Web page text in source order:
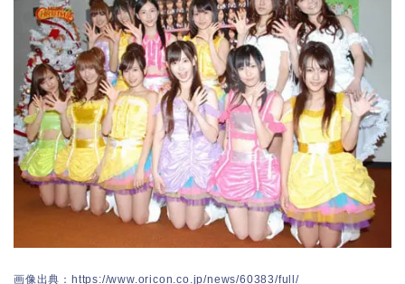
画像出典：https://www.oricon.co.jp/news/60383/full/